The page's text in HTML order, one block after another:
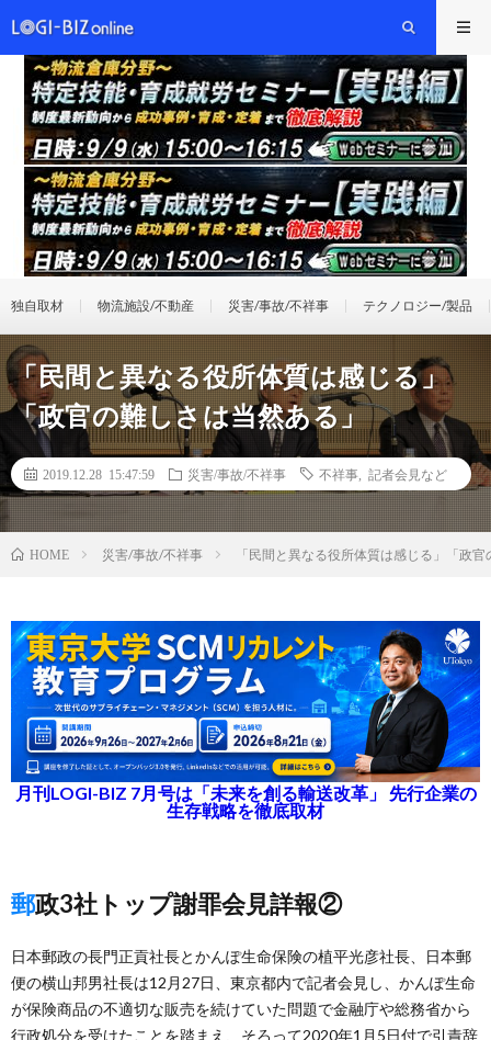
独自取材 物流施設/不動産 災害/事故/不祥事 テクノロジー/製品
「民間と異なる役所体質は感じる」
「政官の難しさは当然ある」
2019.12.28 15:47:59 災害/事故/不祥事 不祥事 記者会見など
HOME 災害/事故/不祥事 「民間と異なる役所体質は感じる」「政
月刊LOGI-BIZ 7月号は「未来を創る輸送改革」 先行企業の
生存戦略を徹底取材
郵政3社トップ謝罪会見詳報②
日本郵政の長門正貢社長とかんぽ生命保険の植平光彦社長、日本郵
便の横山邦男社長は12月27日、東京都内で記者会見し、かんぽ生命
が保険商品の不適切な販売を続けていた問題で金融庁や総務省から
行政処分を受けたことを踏まえ、そろって2020年1月5日付で引責辞